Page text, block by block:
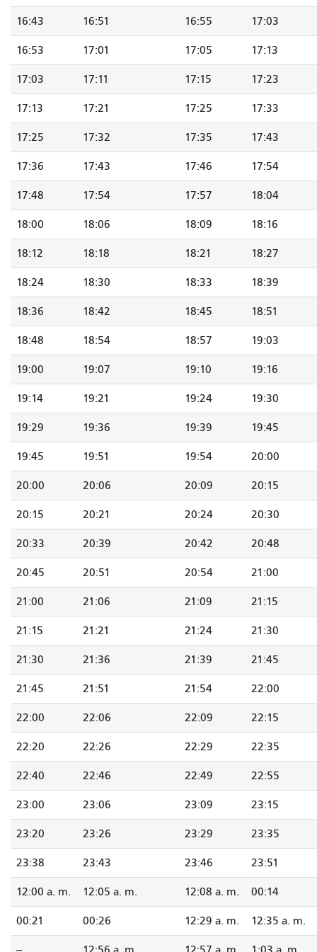
16:43 16:51 16:55 17:03
16:53 17:01 17:05 17:13
17:03 17:11 17:15 17:23
17:13 17:21 17:25 17:33
17:25 17:32 17:35 17:43
17:36 17:43 17:46 17:54
17:48 17:54 17:57 18:04
18:00 18:06 18:09 18:16
18:12 18:18 18:21 18:27
18:24 18:30 18:33 18:39
18:36 18:42 18:45 18:51
18:48 18:54 18:57 19:03
19:00 19:07 19:10 19:16
19:14 19:21 19:24 19:30
19:29 19:36 19:39 19:45
19:45 19:51 19:54 20:00
20:00 20:06 20:09 20:15
20:15 20:21 20:24 20:30
20:33 20:39 20:42 20:48
20:45 20:51 20:54 21:00
21:00 21:06 21:09 21:15
21:15 21:21 21:24 21:30
21:30 21:36 21:39 21:45
21:45 21:51 21:54 22:00
22:00 22:06 22:09 22:15
22:20 22:26 22:29 22:35
22:40 22:46 22:49 22:55
23:00 23:06 23:09 23:15
23:20 23:26 23:29 23:35
23:38 23:43 23:46 23:51
12:00 a. m. 12:05 a. m. 12:08 a. m. 00:14
00:21 00:26 12:29 a. m. 12:35 a. m.